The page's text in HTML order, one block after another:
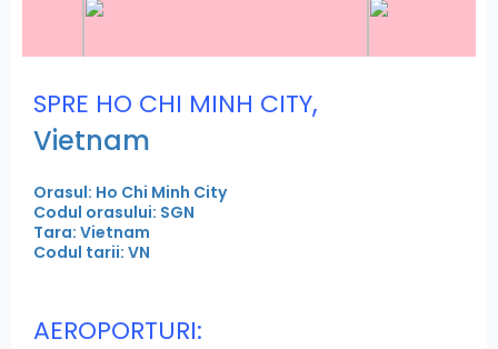
SPRE HO CHI MINH CITY,
Vietnam
Orasul: Ho Chi Minh City
Codul orasului: SGN
Tara: Vietnam
Codul tarii: VN
AEROPORTURI: